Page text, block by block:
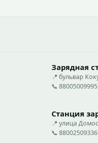
Зарядная
📍 бульвар
📞 88005009995
Станция
📍 улица
📞 88002509336